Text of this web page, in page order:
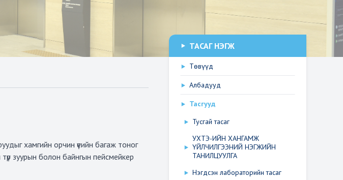
хамгийн орчин үеийн багаж тоног
зуурын болон байнгын пейсмейкер
ТАСАГ НЭГЖ
Төвүүд
Албадууд
Тасгууд
Тусгай тасаг
УХТЭ-ИЙН ХАНГАМЖ
ҮЙЛЧИЛГЭЭНИЙ НЭГЖИЙН
ТАНИЛЦУУЛГА
Нэгдсэн лабораторийн тасаг